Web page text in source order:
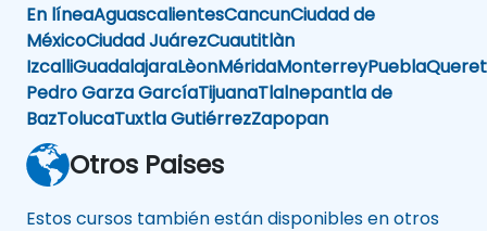
En líneaAguascalientesCancunCiudad de
MéxicoCiudad JuárezCuautitlàn
IzcalliGuadalajaraLèonMéridaMonterreyPuebla
Pedro Garza GarcíaTijuanaTlalnepantla de
BazTolucaTuxtla GutiérrezZapopan
Otros Paises
Estos cursos también están disponibles en otros